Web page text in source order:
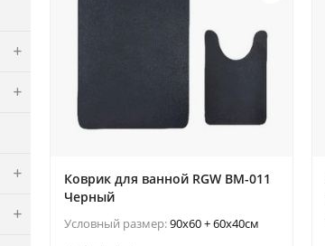
Коврик для ванной RGW BM-011
Черный
Условный размер:90x60 + 60x40см